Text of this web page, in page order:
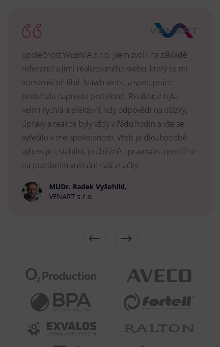
Společnost WEBNIA s.r.o. jsem zvolil na základě
referencí a jimi realizovaného webu, který se mi
konstrukčně libíl. Návrh webu a spolupráce
probíhala naprosto perfektně. Realizace byla
velmi rychlá a efektivní, kdy odpovědi na otázky,
úpravy a reakce byly vždy v řádu hodin a vše se
vyřešilo k mé spokojenosti. Web je dlouhodobě
vyhovující, stabilní, průběžně upravován a podílí se
na pozitivním vnímání naší značky.
MUDr. Radek Vyšohlíd,
VENART s.r.o.